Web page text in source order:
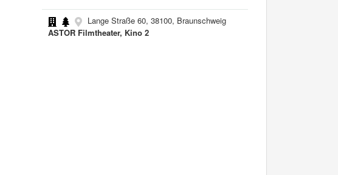
Lange Straße 60, 38100, Braunschweig
ASTOR Filmtheater, Kino 2